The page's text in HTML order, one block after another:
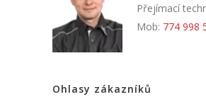
Přejímací
Mob: 774 998
Ohlasy zákazníků